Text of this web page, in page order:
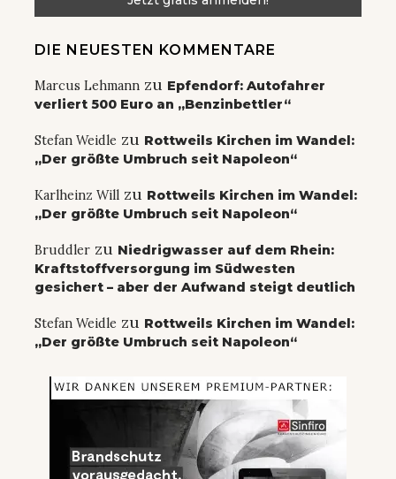
DIE NEUESTEN KOMMENTARE
Marcus Lehmann zu Epfendorf: Autofahrer
verliert 500 Euro an „Benzinbettler“
Stefan Weidle zu Rottweils Kirchen im Wandel:
„Der größte Umbruch seit Napoleon“
Karlheinz Will zu Rottweils Kirchen im Wandel:
„Der größte Umbruch seit Napoleon“
Bruddler zu Niedrigwasser auf dem Rhein:
Kraftstoffversorgung im Südwesten
gesichert – aber der Aufwand steigt deutlich
Stefan Weidle zu Rottweils Kirchen im Wandel:
„Der größte Umbruch seit Napoleon“